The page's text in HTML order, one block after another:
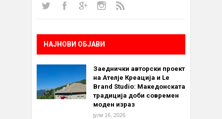
НАЈНОВИ ОБЈАВИ
Заеднички авторски проект
на Ателје Креација и Le
Brand Studio: Македонската
традиција доби современ
моден израз
јули 16, 2026